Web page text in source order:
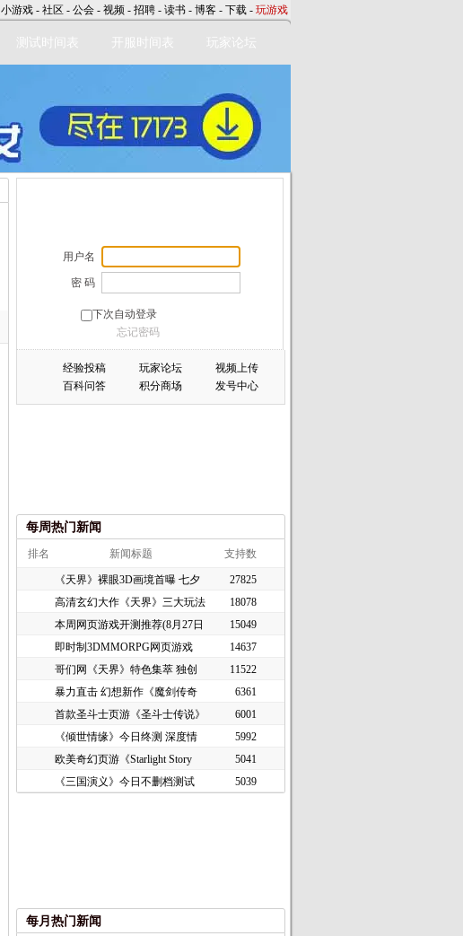
小游戏 - 社区 - 公会 - 视频 - 招聘 - 读书 - 博客 - 下载 - 玩游戏
测试时间表 开服时间表 玩家论坛
用户名
密 码
下次自动登录
忘记密码
经验投稿 玩家论坛
视频上传
百科问答
积分商场 发号中心
每周热门新闻
排名 新闻标题 支持数
《天界》裸眼3D画境首曝 七夕
27825
高清玄幻大作《天界》三大玩法
18078
本周网页游戏开测推荐(8月27日
15049
即时制3DMMORPG网页游戏
《谜境
14637
哥们网《天界》特色集萃 独创
11522
暴力直击 幻想新作《魔剑传奇
6361
首款圣斗士页游《圣斗士传说》
6001
《倾世情缘》今日终测 深度情
5992
欧美奇幻页游《Starlight Story
5041
《三国演义》今日不删档测试
5039
每月热门新闻